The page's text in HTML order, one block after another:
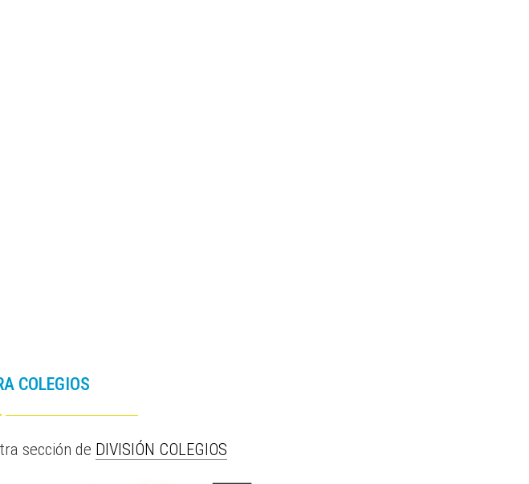
COLEGIOS
sección de DIVISIÓN COLEGIOS